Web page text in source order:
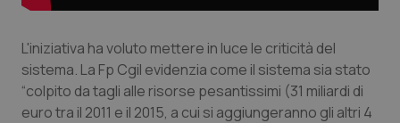
Provincia Autonoma di Bolzano
Provincia Autonoma di Trento
Infezioni & Febbre
Ipertensione & Scompenso
L'iniziativa ha voluto mettere in luce le criticità del
sistema. La Fp Cgil evidenzia come il sistema sia stato
“colpito da tagli alle risorse pesantissimi (31 miliardi di
euro tra il 2011 e il 2015, a cui si aggiungeranno gli altri 4